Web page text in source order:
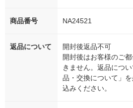
商品番号 NA24521
返品について
開封後返品不可
開封後はお客様のご
きません。返品につ
品・交換について」
込みください。